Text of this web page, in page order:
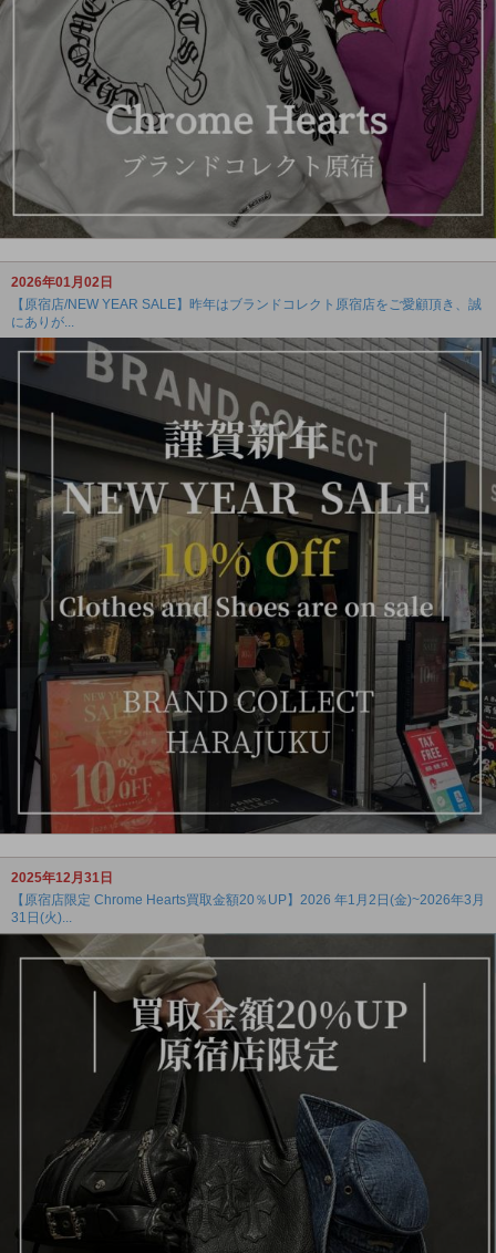
2026年01月02日
【原宿店/NEW YEAR SALE】昨年はブランドコレクト原宿店をご愛顧頂き、誠
にありが...
2025年12月31日
【原宿店限定 Chrome Hearts買取金額20％UP】2026 年1月2日(金)~2026年3月
31日(火)...